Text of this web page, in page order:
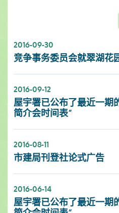
2016-09-30
竞争事务委员会就翠湖花
2016-09-12
屋宇署已公布了最近一期
简介会时间表”
2016-08-11
市建局刊登社论式广告
2016-06-14
屋宇署已公布了最近一期